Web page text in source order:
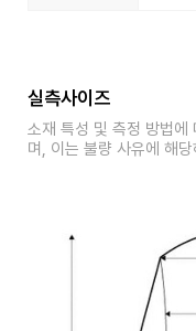
실측사이즈
소재 특성 및 측정 방법
며, 이는 불량 사유에 해